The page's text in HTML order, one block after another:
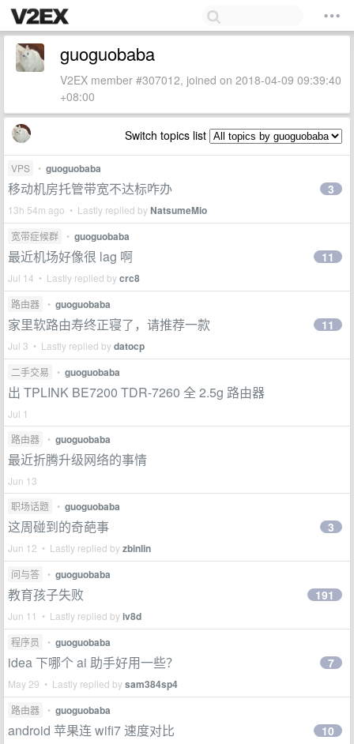
guoguobaba
V2EX member #307012, joined on 2018-04-09 09:39:40
+08:00
Switch topics list
VPS • guoguobaba
移动机房托管带宽不达标咋办
13h 54m ago • Lastly replied byNatsumeMio
3
宽带症候群 • guoguobaba
最近机场好像很 lag 啊
Jul 14 • Lastly replied bycrc8
11
路由器 • guoguobaba
家里软路由寿终正寝了，请推荐一款
Jul 3 • Lastly replied bydatocp
11
二手交易 • guoguobaba
出 TPLINK BE7200 TDR-7260 全 2.5g 路由器
Jul 1
路由器
• guoguobaba
最近折腾升级网络的事情
Jun 13
职场话题
• guoguobaba
这周碰到的奇葩事
Jun 12 • Lastly replied byzbinlin
3
问与答 • guoguobaba
教育孩子失败
Jun 11 • Lastly replied byiv8d
191
程序员 • guoguobaba
idea 下哪个 ai 助手好用一些？
May 29 • Lastly replied bysam384sp4
7
路由器 • guoguobaba
android 苹果连 wifi7 速度对比 10